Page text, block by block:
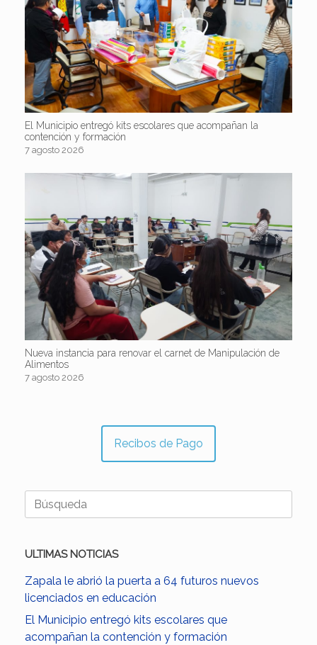
El Municipio entregó kits escolares que acompañan la
contención y formación
7 agosto 2026
Nueva instancia para renovar el carnet de Manipulación de
Alimentos
7 agosto 2026
Recibos de Pago
Buscar:
ULTIMAS NOTICIAS
Zapala le abrió la puerta a 64 futuros nuevos
licenciados en educación
El Municipio entregó kits escolares que
acompañan la contención y formación